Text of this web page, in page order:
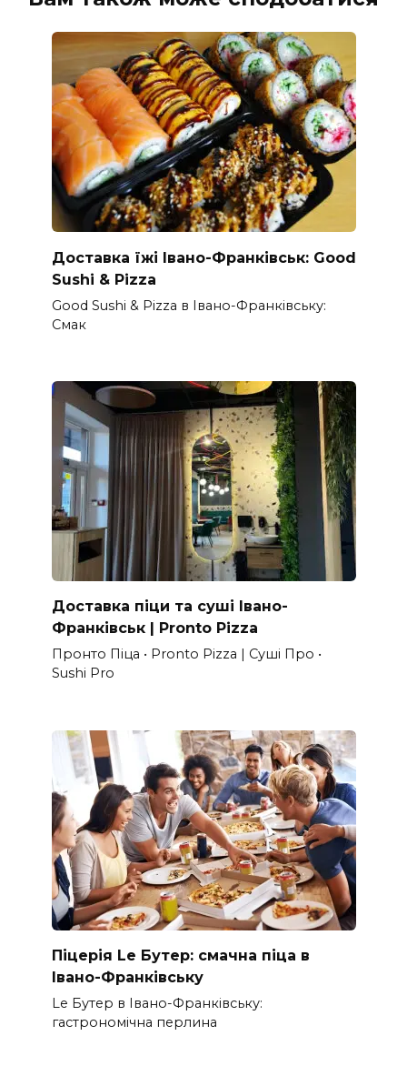
Доставка їжі Івано-Франківськ: Good
Sushi & Pizza
Good Sushi & Pizza в Івано-Франківську:
Смак
Доставка піци та суші Івано-
Франківськ | Pronto Pizza
Пронто Піца • Pronto Pizza | Суші Про •
Sushi Pro
Піцерія Le Бутер: смачна піца в
Івано-Франківську
Le Бутер в Івано-Франківську:
гастрономічна перлина